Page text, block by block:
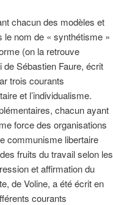
chacun des modèles et
le nom de « synthétisme »
(on la retrouve
Sébastien Faure, écrit
trois courants
et l’individualisme.
chacun ayant
force des organisations
communisme libertaire
fruits du travail selon les
et affirmation du
de Voline, a été écrit en
courants